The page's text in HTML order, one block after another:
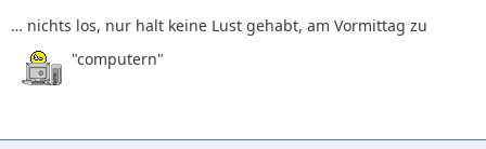
… nichts los, nur halt keine Lust gehabt, am Vormittag zu
"computern"